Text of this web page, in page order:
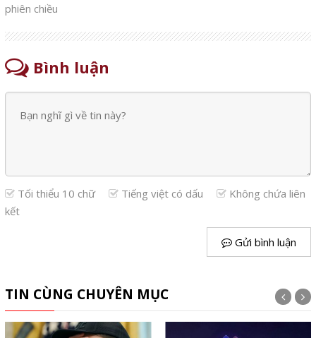
phiên chiều
Bình luận
Tối thiểu 10 chữ Tiếng việt có dấu
Không chứa liên
kết
Gửi bình luận
TIN CÙNG CHUYÊN MỤC